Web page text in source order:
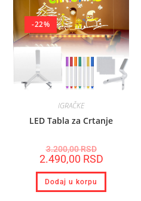
-22%
IGRAČKE
LED Tabla za Crtanje
3.200,00RSD
2.490,00 RSD
Dodaj u korpu